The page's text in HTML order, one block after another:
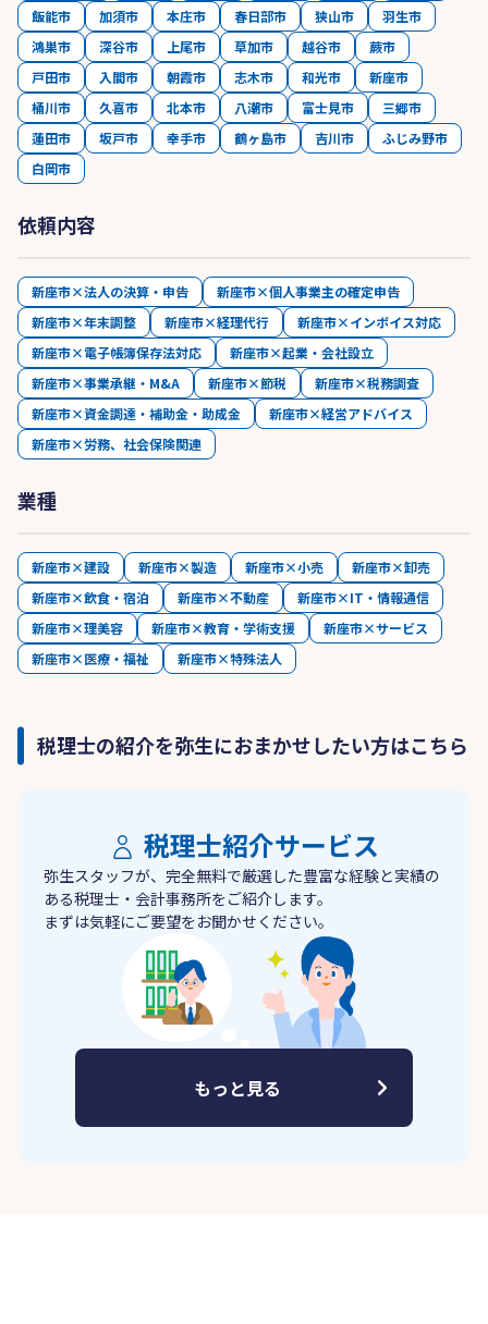
飯能市
加須市 本庄市 春日部市 狭山市
羽生市
鴻巣市
深谷市 上尾市 草加市 越谷市
蕨市
戸田市
入間市 朝霞市 志木市 和光市
新座市
桶川市
久喜市 北本市 八潮市 富士見市
三郷市
蓮田市
坂戸市 幸手市 鶴ヶ島市 吉川市
ふじみ野市
白岡市
依頼内容
新座市×法人の決算・申告
新座市×個人事業主の確定申告
新座市×年末調整
新座市×経理代行
新座市×インボイス対応
新座市×電子帳簿保存法対応
新座市×起業・会社設立
新座市×事業承継・M&A
新座市×節税
新座市×税務調査
新座市×資金調達・補助金・助成金
新座市×経営アドバイス
新座市×労務、社会保険関連
業種
新座市×建設 新座市×製造 新座市×小売
新座市×卸売
新座市×飲食・宿泊
新座市×不動産
新座市×IT・情報通信
新座市×理美容
新座市×教育・学術支援
新座市×サービス
新座市×医療・福祉
新座市×特殊法人
税理士の紹介を弥生におまかせしたい方はこちら
税理士紹介サービス
弥生スタッフが、完全無料で厳選した豊富な経験と実績の
ある税理士・会計事務所をご紹介します。
まずは気軽にご要望をお聞かせください。
もっと見る